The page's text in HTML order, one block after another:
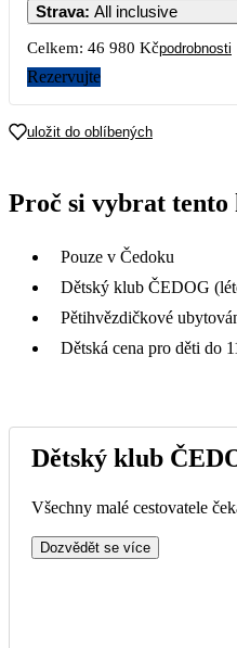
Strava: All inclusive
Celkem: 46 980 Kčpodrobnosti
Rezervujte
uložit do oblíbených
Proč si vybrat tento
Pouze v Čedoku
Dětský klub ČEDOG
Pětihvězdičkové
Dětská cena pro děti do
Dětský klub
Všechny malé cestovatele
Dozvědět se více